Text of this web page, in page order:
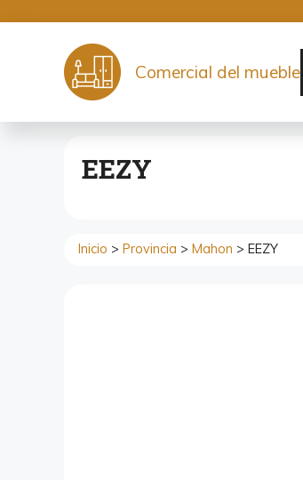
contenido
Comercial del mueble
EEZY
Inicio > Provincia > Mahon > EEZY